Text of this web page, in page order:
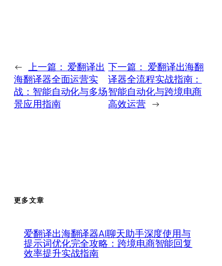
← 上一篇： 爱翻译出
海翻译器全面运营实
战：智能自动化与多场
景应用指南
下一篇： 爱翻译出海翻
译器全流程实战指南：
智能自动化与跨境电商
高效运营 →
更多文章
爱翻译出海翻译器AI聊天助手深度使用与
提示词优化完全攻略：跨境电商智能回复
效率提升实战指南